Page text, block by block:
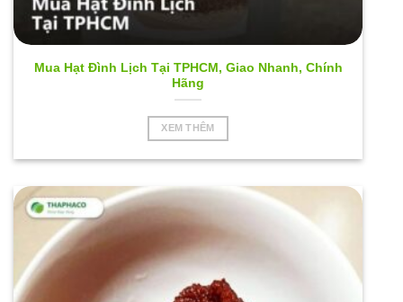
Mua Hạt Đình Lịch Tại TPHCM, Giao Nhanh, Chính
Hãng
XEM THÊM